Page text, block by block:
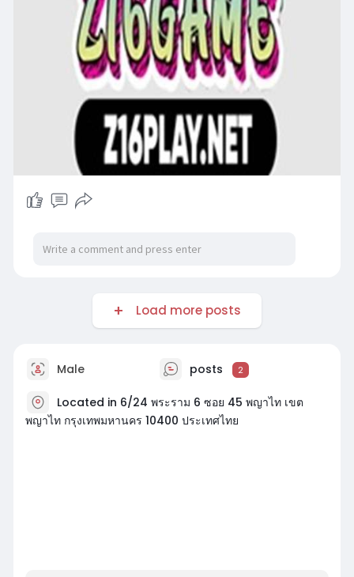
Load more posts
Male posts 2
Located in 6/24 พระราม 6 ซอย 45 พญาไท เขต
พญาไท กรุงเทพมหานคร 10400 ประเทศไทย